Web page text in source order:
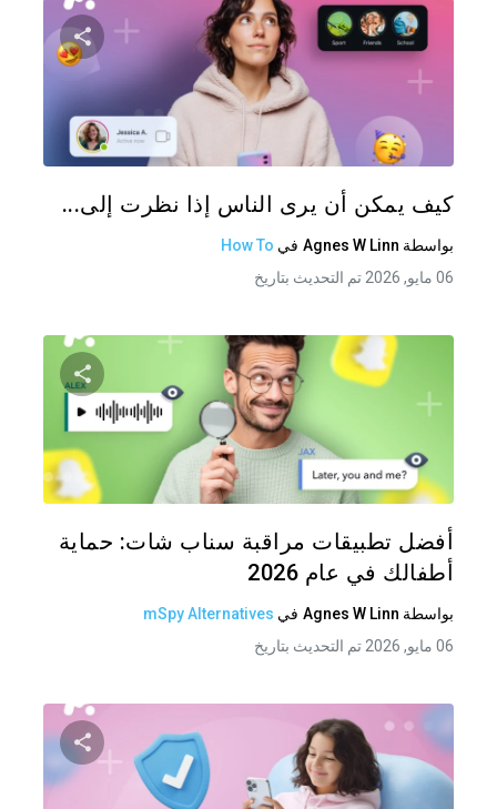
شارك
كيف يمكن أن يرى الناس إذا نظرت إلى...
بواسطة Agnes W Linn في How To
06 مايو, 2026 تم التحديث بتاريخ
شارك
أفضل تطبيقات مراقبة سناب شات: حماية
أطفالك في عام 2026
بواسطة Agnes W Linn في mSpy Alternatives
06 مايو, 2026 تم التحديث بتاريخ
شارك